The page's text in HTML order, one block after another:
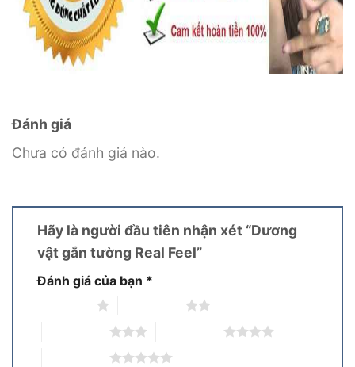
Đánh giá
Chưa có đánh giá nào.
Hãy là người đầu tiên nhận xét “Dương
vật gắn tường Real Feel”
Đánh giá của bạn *